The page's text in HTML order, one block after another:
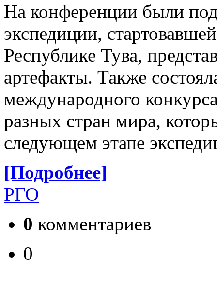
На конференции были
экспедиции,
Республике Тува,
артефакты. Также
международного
разных стран мира,
следующем этапе
[Подробнее]
РГО
0 комментариев
0